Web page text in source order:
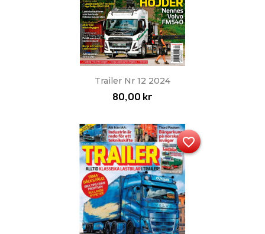
Trailer Nr 12 2024
80,00 kr
favorite_border